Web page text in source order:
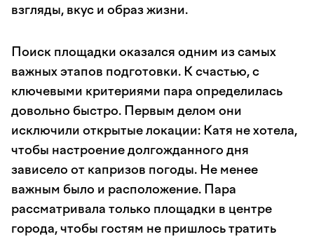
взгляды, вкус и образ жизни.
Поиск площадки оказался одним из самых
важных этапов подготовки. К счастью, с
ключевыми критериями пара определилась
довольно быстро. Первым делом они
исключили открытые локации: Катя не хотела,
чтобы настроение долгожданного дня
зависело от капризов погоды. Не менее
важным было и расположение. Пара
рассматривала только площадки в центре
города, чтобы гостям не пришлось тратить